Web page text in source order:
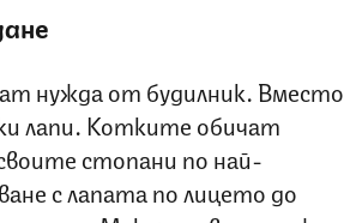
нужда от будилник. Вместо
лапи. Котките обичат
стопани по най-
с лапата по лицето до